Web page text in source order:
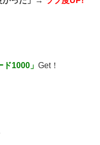
ド1000」 Get！